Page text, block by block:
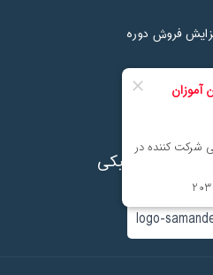
فروش دوره
الکترونیکی